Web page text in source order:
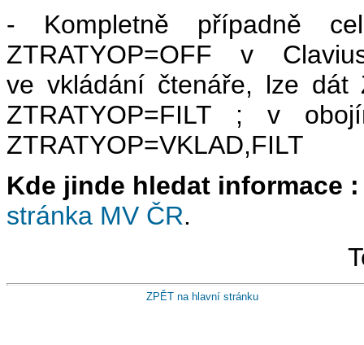
- Kompletně případně
ZTRATYOP=OFF v
ve vkládání čtenáře, lze dát
ZTRATYOP=FILT ; v
ZTRATYOP=VKLAD,FILT
Kde jinde hledat informace :
stránka MV ČR.
ZPĚT na hlavní stránku